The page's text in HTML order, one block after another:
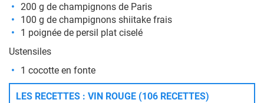
200 g de champignons de Paris
100 g de champignons shiitake frais
1 poignée de persil plat ciselé
Ustensiles
1 cocotte en fonte
LES RECETTES : VIN ROUGE (106 RECETTES)